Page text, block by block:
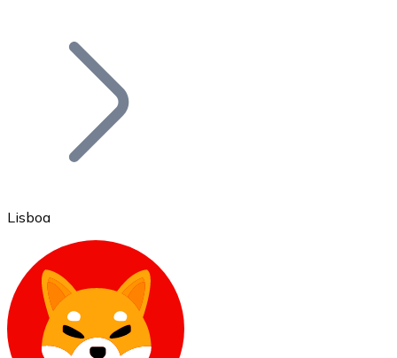
Bitcoin
Ethereum
ETH
Lisboa